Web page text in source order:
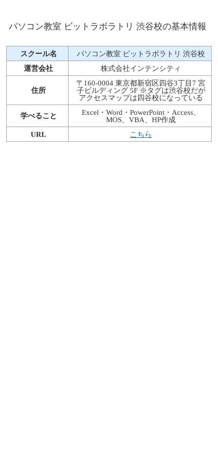
パソコン教室 ビットラボラトリ 渋谷校の基本情報
スクール名
パソコン教室 ビットラボラトリ 渋谷校
運営会社
株式会社インテンシティ
住所
〒160-0004 東京都新宿区四谷3丁目7 宮
子ビルディング 5F ※タグは渋谷校だが
アクセスマップは四谷校になっている
学べること
Excel・Word・PowerPoint・Access、
MOS、VBA、HP作成
URL
こちら